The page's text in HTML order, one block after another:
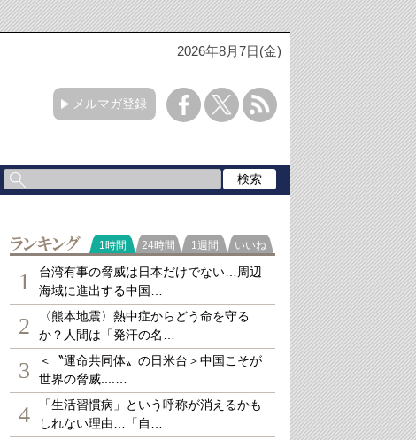
2026年8月7日(金)
メルマガ登録
ランキング
1時間 24時間 1週間 いいね
1
台湾有事の脅威は日本だけでない…周辺
海域に進出する中国…
2
〈熊本地震〉熱中症からどう命を守る
か？人間は「発汗の名…
3
＜〝運命共同体〟の日米台＞中国こそが
世界の脅威....…
4
「生活習慣病」という呼称が消えるかも
しれない理由…「自…